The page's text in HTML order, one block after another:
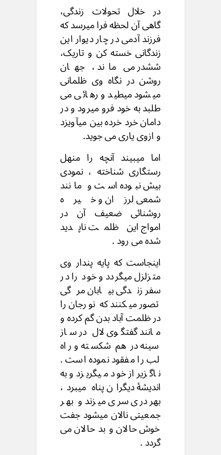
در خلال تحولات زندگی،
گاهی آن لحظه فرا میرسد که
فرزند آدمی در چار دیوار این
زندگانی خسته کن و تاریک،
ششدر می ماند ، جهان
روشن در نگاه وی ظلمانی
میشود میطید و رهائی می
طلبد به خود فرو میرود و در
دامان خرد خرده بین میآویزد
و ازوی یاری می جوید.
اما میبیند آنچه را منهل
رستگاری شناخته ، نمودی
بیش نبوده است و مانند
شمعی لرزان و خیره
روشنائی ضعیف آن در
امواج این ظلمت ناپدید
شده می رود .
اینجاست که پایه پندار وی
متزلزل میگردد و خود را در
سفر زندگی بیابان مرگی
تصور میکنند که نورجان را
در ظلمت آباد بدن گم کرده و
مانند گفتگوی لال در ساز
سینه در هم شکسته و راه
لب را مفقود نموده است .
ناگزیر از خود میگریزد و به
اندیشۀ دیگران پناه میبرد،
بهر دری سری میزند و بهر
جمعیتی نالان میشود جفت
خوش حالان و بد حالان می
گردد .